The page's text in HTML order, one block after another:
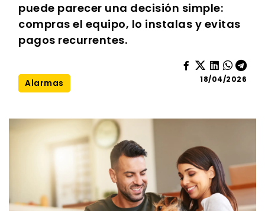
puede parecer una decisión simple:
compras el equipo, lo instalas y evitas
pagos recurrentes.
Alarmas 18/04/2026